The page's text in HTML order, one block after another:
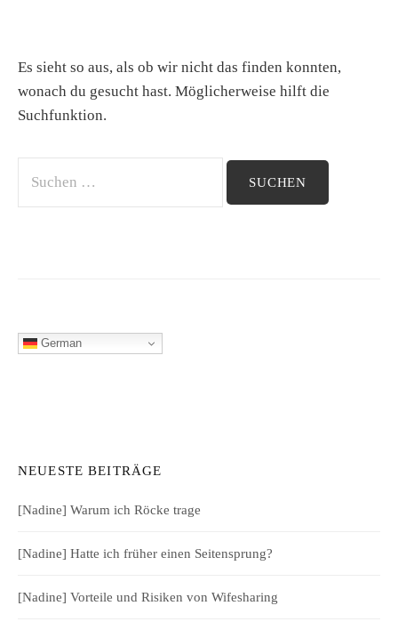
Es sieht so aus, als ob wir nicht das finden konnten,
wonach du gesucht hast. Möglicherweise hilft die
Suchfunktion.
Suchen
nach:
German
NEUESTE BEITRÄGE
[Nadine] Warum ich Röcke trage
[Nadine] Hatte ich früher einen Seitensprung?
[Nadine] Vorteile und Risiken von Wifesharing